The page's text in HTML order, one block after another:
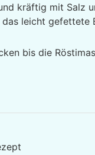
kräftig mit Salz
das leicht gefettete
bis die